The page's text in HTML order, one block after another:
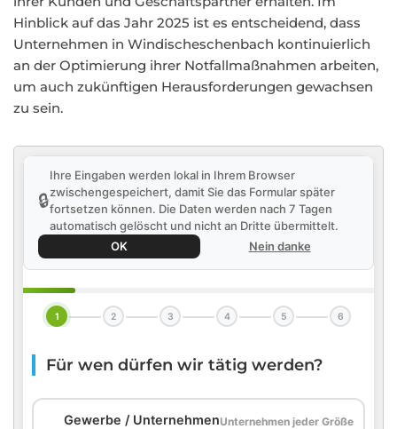
Hinblick auf das Jahr 2025 ist es entscheidend, dass
Unternehmen in Windischeschenbach kontinuierlich
an der Optimierung ihrer Notfallmaßnahmen arbeiten,
um auch zukünftigen Herausforderungen gewachsen
zu sein.
🔒
Ihre Eingaben werden lokal in Ihrem Browser
zwischengespeichert, damit Sie das Formular später
fortsetzen können. Die Daten werden nach 7 Tagen
automatisch gelöscht und nicht an Dritte übermittelt.
OK
Nein danke
1 2 3 4 5 6
Für wen dürfen wir tätig werden?
Gewerbe / UnternehmenUnternehmen jeder Größe